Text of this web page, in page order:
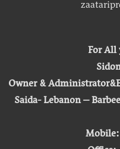
For All
Owner &
Saida- Lebanon –
Mobile: